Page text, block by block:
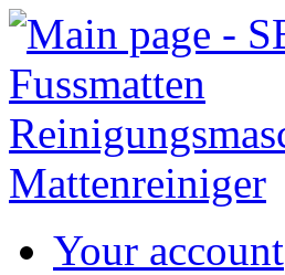
Your account